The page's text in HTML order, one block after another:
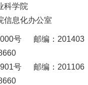
科学院
信息化办公室
号 邮编：201403
号 邮编：201106